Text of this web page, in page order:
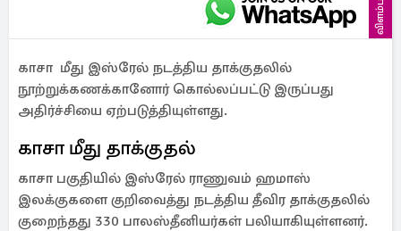
காசா மீது இஸ்ரேல் நடத்திய தாக்குதலில்
நூற்றுக்கணக்கானோர் கொல்லப்பட்டு இருப்பது
அதிர்ச்சியை ஏற்படுத்தியுள்ளது.
காசா மீது தாக்குதல்
காசா பகுதியில் இஸ்ரேல் ராணுவம் ஹமாஸ்
இலக்குகளை குறிவைத்து நடத்திய தீவிர தாக்குதலில்
குறைந்தது 330 பாலஸ்தீனியர்கள் பலியாகியுள்ளனர்.